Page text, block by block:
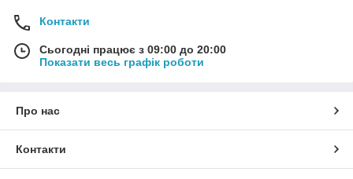
Контакти
Сьогодні працює з 09:00 до 20:00
Показати весь графік роботи
Про нас
Контакти